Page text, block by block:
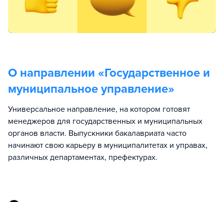
О направлении «Государственное и
муниципальное управление»
Универсальное направление, на котором готовят
менеджеров для государственных и муниципальных
органов власти. Выпускники бакалавриата часто
начинают свою карьеру в муниципалитетах и управах,
различных департаментах, префектурах.